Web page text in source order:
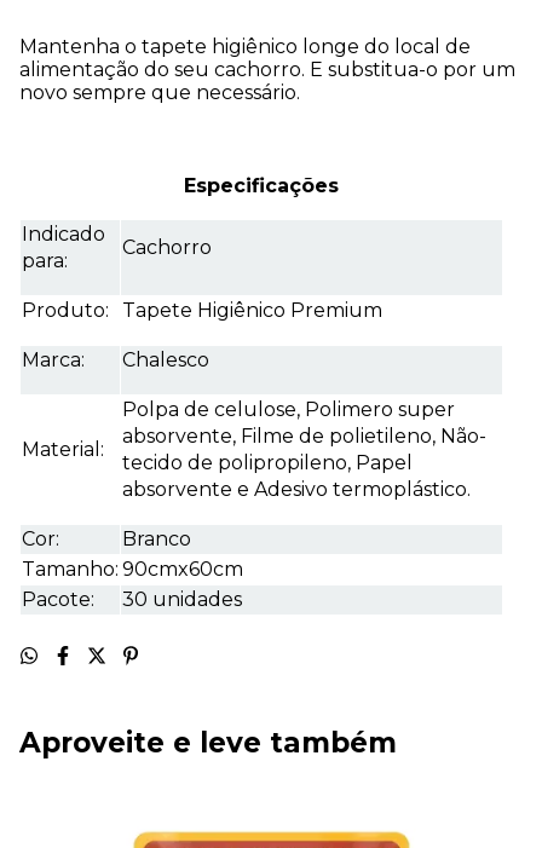
Mantenha o tapete higiênico longe do local de
alimentação do seu cachorro. E substitua-o por um
novo sempre que necessário.
Especificações
Indicado
para:
Cachorro
Produto: Tapete Higiênico Premium
Marca: Chalesco
Material:
Polpa de celulose, Polimero super
absorvente, Filme de polietileno, Não-
tecido de polipropileno, Papel
absorvente e Adesivo termoplástico.
Cor:
Branco
Tamanho: 90cmx60cm
Pacote:
30 unidades
Aproveite e leve também